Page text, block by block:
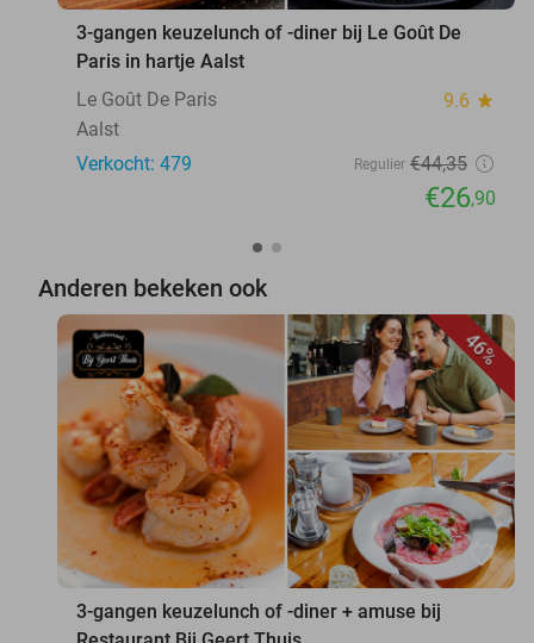
3-gangen keuzelunch of -diner bij Le Goût De
Paris in hartje Aalst
Le Goût De Paris
9.6 star
Aalst
Verkocht: 479
Regulier €44,35
€26,90
Anderen bekeken ook
46%
favorite_border
3-gangen keuzelunch of -diner + amuse bij